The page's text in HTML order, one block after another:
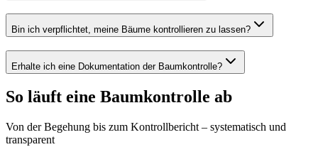
Bin ich verpflichtet, meine Bäume kontrollieren zu lassen?
Erhalte ich eine Dokumentation der Baumkontrolle?
So läuft eine Baumkontrolle ab
Von der Begehung bis zum Kontrollbericht – systematisch und
transparent